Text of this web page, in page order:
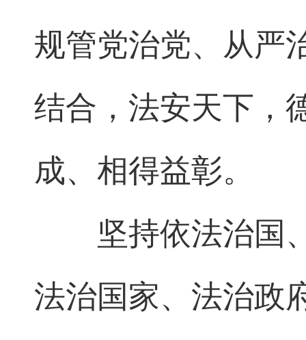
规管党治党、从严
结合，法安天下，
成、相得益彰。
坚持依法治国
法治国家、法治政